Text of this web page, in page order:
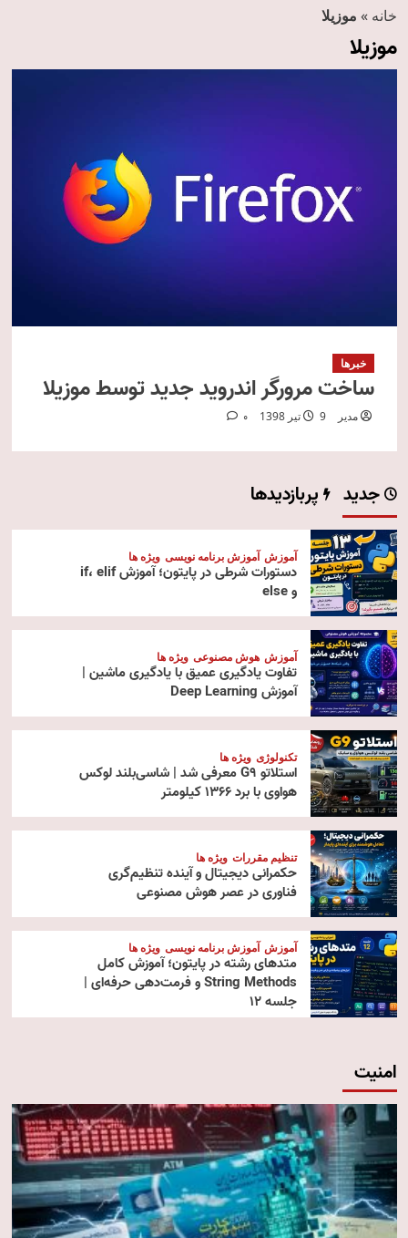
خانه » موزیلا
موزیلا
خبرها
ساخت مرورگر اندروید جدید توسط موزیلا
مدیر 9 تیر 1398 0
جدید پربازدیدها
آموزش آموزش برنامه نویسی ویژه ها
دستورات شرطی در پایتون؛ آموزش if، elif
و else
آموزش هوش مصنوعی ویژه ها
تفاوت یادگیری عمیق با یادگیری ماشین |
آموزش Deep Learning
تکنولوژی ویژه ها
استلاتو G9 معرفی شد | شاسی‌بلند لوکس
هواوی با برد ۱۳۶۶ کیلومتر
تنظیم مقررات ویژه ها
حکمرانی دیجیتال و آینده تنظیم‌گری
فناوری در عصر هوش مصنوعی
آموزش آموزش برنامه نویسی ویژه ها
متدهای رشته در پایتون؛ آموزش کامل
String Methods و فرمت‌دهی حرفه‌ای |
جلسه ۱۲
امنیت